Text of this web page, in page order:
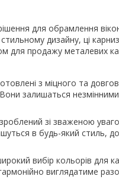
для обрамлення
дизайну, ці
для продажу металевих
з міцного та
залишаться незмінними
зі зваженою
в будь-який стиль,
вибір кольорів для
виглядатиме